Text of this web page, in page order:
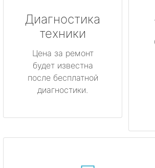
Диагностика
техники
Цена за ремонт
будет известна
после бесплатной
диагностики.